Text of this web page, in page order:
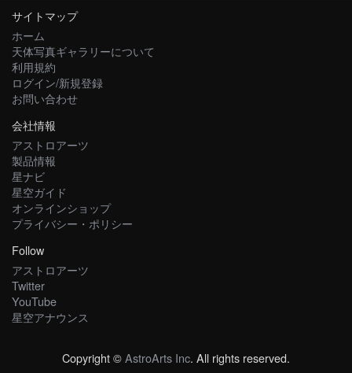
サイトマップ
ホーム
天体写真ギャラリーについて
利用規約
ログイン/新規登録
お問い合わせ
会社情報
アストロアーツ
製品情報
星ナビ
星空ガイド
オンラインショップ
プライバシー・ポリシー
Follow
アストロアーツ
Twitter
YouTube
星空アナウンス
Copyright ©AstroArts Inc. All rights reserved.